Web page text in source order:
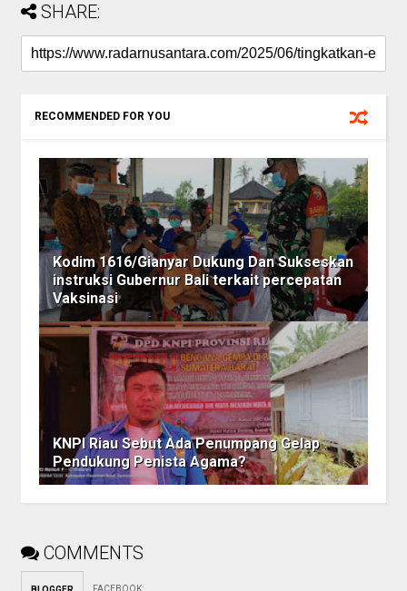
SHARE:
RECOMMENDED FOR YOU
Kodim 1616/Gianyar Dukung Dan Sukseskan
instruksi Gubernur Bali terkait percepatan
Vaksinasi
KNPI Riau Sebut Ada Penumpang Gelap
Pendukung Penista Agama?
COMMENTS
FACEBOOK: